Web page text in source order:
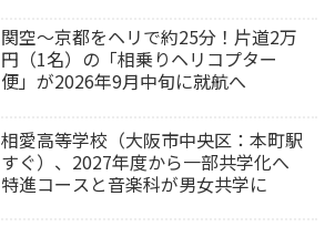
関空～京都をヘリで約25分！片道2万
円（1名）の「相乗りヘリコプター
便」が2026年9月中旬に就航へ
相愛高等学校（大阪市中央区：本町駅
すぐ）、2027年度から一部共学化へ
特進コースと音楽科が男女共学に